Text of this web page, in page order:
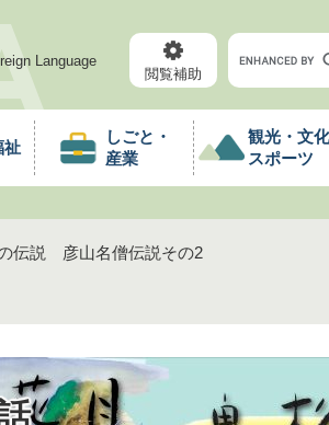
Language
閲覧補助
キ
ド
祉
しごと・
産業
観光・文化
スポーツ
伝説 彦山名僧伝説その2